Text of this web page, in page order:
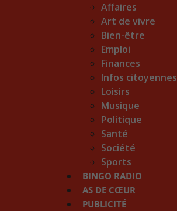
Affaires
Art de vivre
Bien-être
Emploi
Finances
Infos citoyennes
Loisirs
Musique
Politique
Santé
Société
Sports
BINGO RADIO
AS DE CŒUR
PUBLICITÉ